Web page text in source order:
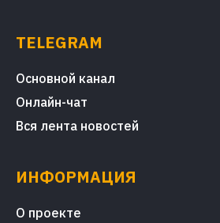
TELEGRAM
Основной канал
Онлайн-чат
Вся лента новостей
ИНФОРМАЦИЯ
О проекте